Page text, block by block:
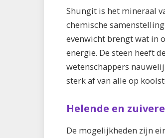
Shungit is het mineraal
chemische
evenwicht brengt wat in
energie. De steen heeft
wetenschappers
sterk af van alle op
Helende en
De mogelijkheden zijn